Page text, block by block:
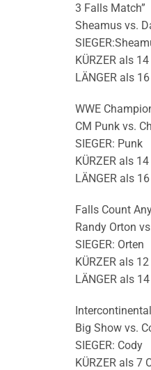
3 Falls Match”
Sheamus vs.
KÜRZER als
LÄNGER als
WWE
CM Punk vs.
SIEGER: Punk
KÜRZER als
LÄNGER als
Falls Count
Randy Orton
SIEGER: Orten
KÜRZER als
LÄNGER als
Big Show vs.
SIEGER: Cody
KÜRZER als 7